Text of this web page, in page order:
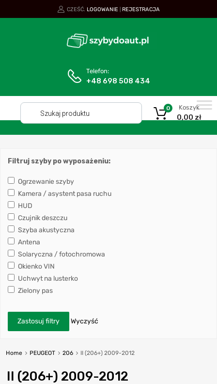
CZEŚĆ. LOGOWANIE REJESTRACJA
Telefon:
+48 698 508 434
Koszyk
0,00 zł
0
Filtruj szyby po wyposażeniu:
Ogrzewanie szyby
Kamera / asystent pasa ruchu
HUD
Czujnik deszczu
Szyba akustyczna
Antena
Solaryczna / fotochromowa
Okienko VIN
Uchwyt na lusterko
Zielony pas
Zastosuj filtry Wyczyść
Home PEUGEOT 206 II (206+) 2009-2012
II (206+) 2009-2012